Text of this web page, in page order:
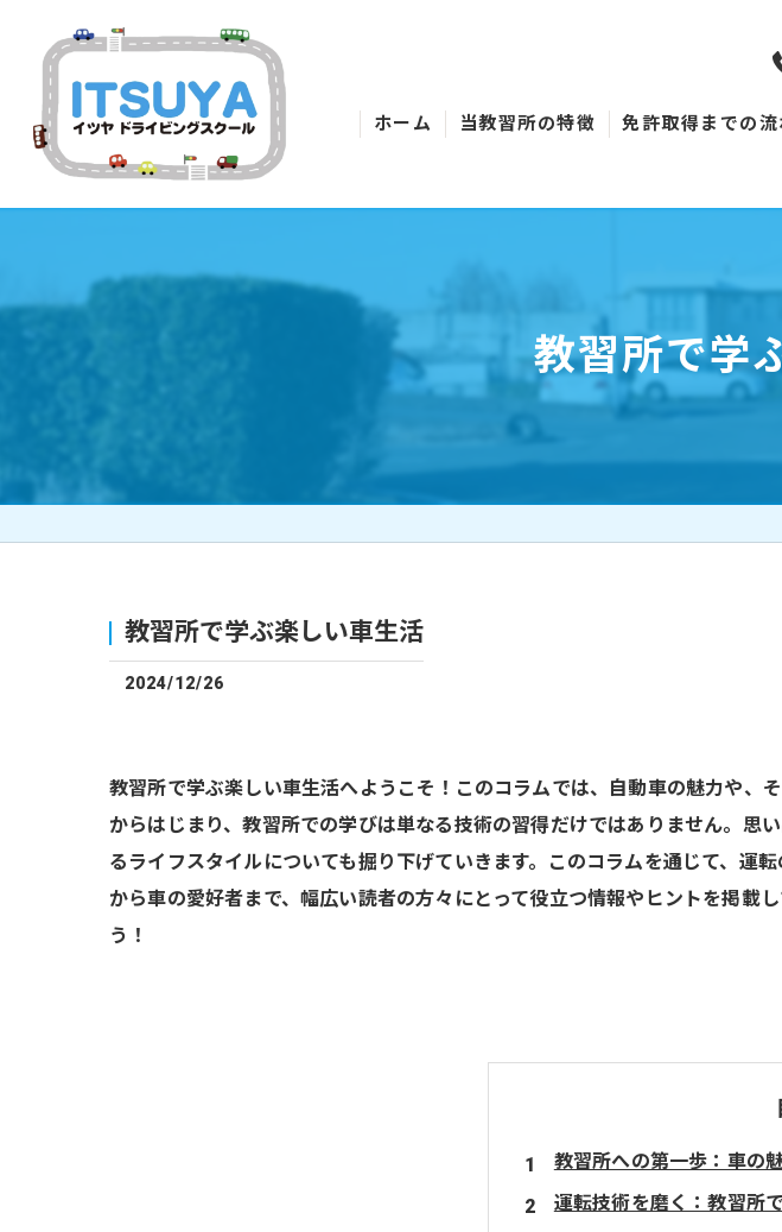
ホーム 当教習所の特徴 免許取得までの流
教習所で学
教習所で学ぶ楽しい車生活
2024/12/26
教習所で学ぶ楽しい車生活へようこそ！このコラムでは、自動車の魅力や、
からはじまり、教習所での学びは単なる技術の習得だけではありません。思
るライフスタイルについても掘り下げていきます。このコラムを通じて、運
から車の愛好者まで、幅広い読者の方々にとって役立つ情報やヒントを掲載
教習所への第一歩：車の
運転技術を磨く：教習所